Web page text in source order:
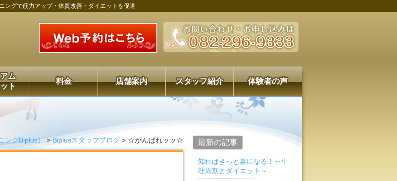
ングで筋力アップ・体質改善・ダイエットを促進
ム
ト
料金 店舗案内 スタッフ紹介 体験者の声
ングBiplus）>Biplusスタッフブログ > ☆がんばれッッ☆ 最新の記事
知ればきっと楽になる！～生
理周期とダイエット～